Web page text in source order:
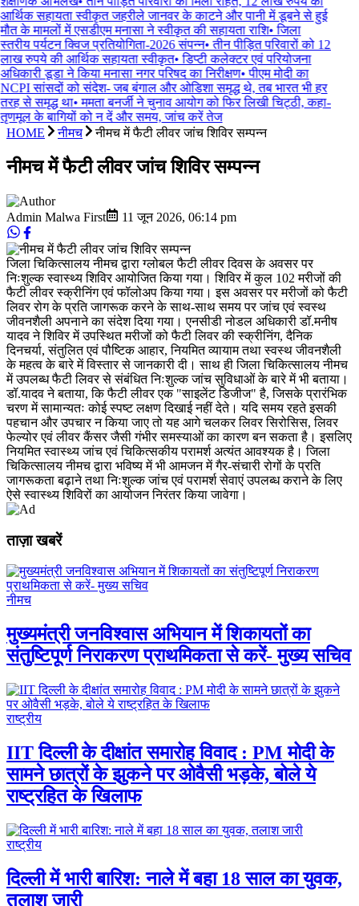
आर्थिक सहायता स्वीकृत जहरीले जानवर के काटने और पानी में डूबने से हुई
मौत के मामलों में एसडीएम मनासा ने स्वीकृत की सहायता राशि• जिला
स्तरीय पर्यटन क्विज प्रतियोगिता-2026 संपन्न• तीन पीड़ित परिवारों को 12
लाख रुपये की आर्थिक सहायता स्वीकृत• डिप्टी कलेक्टर एवं परियोजना
अधिकारी डूडा ने किया मनासा नगर परिषद का निरीक्षण• पीएम मोदी का
NCPI सांसदों को संदेश- जब बंगाल और ओडिशा समृद्ध थे, तब भारत भी हर
तरह से समृद्ध था• ममता बनर्जी ने चुनाव आयोग को फिर लिखी चिट्ठी, कहा-
तृणमूल के बागियों को न दें और समय, जांच करें तेज
HOME
नीमच नीमच में फैटी लीवर जांच शिविर सम्‍पन्‍न
नीमच में फैटी लीवर जांच शिविर सम्‍पन्‍न
Admin Malwa First 11 जून 2026, 06:14 pm
जिला चिकित्सालय नीमच द्वारा ग्लोबल फैटी लीवर दिवस के अवसर पर
निःशुल्क स्वास्थ्य शिविर आयोजित किया गया। शिविर में कुल 102 मरीजों की
फैटी लीवर स्क्रीनिंग एवं फॉलोअप किया गया। इस अवसर पर मरीजों को फैटी
लिवर रोग के प्रति जागरूक करने के साथ-साथ समय पर जांच एवं स्वस्थ
जीवनशैली अपनाने का संदेश दिया गया। एनसीडी नोडल अधिकारी डॉ.मनीष
यादव ने शिविर में उपस्थित मरीजों को फैटी लिवर की स्क्रीनिंग, दैनिक
दिनचर्या, संतुलित एवं पौष्टिक आहार, नियमित व्यायाम तथा स्वस्थ जीवनशैली
के महत्व के बारे में विस्तार से जानकारी दी। साथ ही जिला चिकित्सालय नीमच
में उपलब्ध फैटी लिवर से संबंधित निःशुल्क जांच सुविधाओं के बारे में भी बताया।
डॉ.यादव ने बताया, कि फैटी लीवर एक "साइलेंट डिजीज" है, जिसके प्रारंभिक
चरण में सामान्यतः कोई स्पष्ट लक्षण दिखाई नहीं देते। यदि समय रहते इसकी
पहचान और उपचार न किया जाए तो यह आगे चलकर लिवर सिरोसिस, लिवर
फेल्योर एवं लीवर कैंसर जैसी गंभीर समस्याओं का कारण बन सकता है। इसलिए
नियमित स्वास्थ्य जांच एवं चिकित्सकीय परामर्श अत्यंत आवश्यक है। जिला
चिकित्सालय नीमच द्वारा भविष्य में भी आमजन में गैर-संचारी रोगों के प्रति
जागरूकता बढ़ाने तथा निःशुल्क जांच एवं परामर्श सेवाएं उपलब्ध कराने के लिए
ऐसे स्वास्थ्य शिविरों का आयोजन निरंतर किया जावेगा।
ताज़ा खबरें
नीमच
मुख्यमंत्री जनविश्वास अभियान में शिकायतों का
संतुष्टिपूर्ण निराकरण प्राथमिकता से करें- मुख्य सचिव
राष्ट्रीय
IIT दिल्ली के दीक्षांत समारोह विवाद : PM मोदी के
सामने छात्रों के झुकने पर ओवैसी भड़के, बोले ये
राष्ट्रहित के खिलाफ
राष्ट्रीय
दिल्ली में भारी बारिश: नाले में बहा 18 साल का युवक,
तलाश जारी